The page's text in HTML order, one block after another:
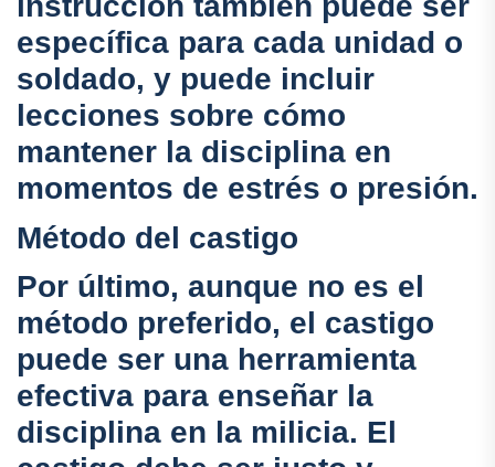
específica para cada unidad o
soldado, y puede incluir
lecciones sobre cómo
mantener la disciplina en
momentos de estrés o presión.
Método del castigo
Por último, aunque no es el
método preferido, el castigo
puede ser una herramienta
efectiva para enseñar la
disciplina en la milicia. El